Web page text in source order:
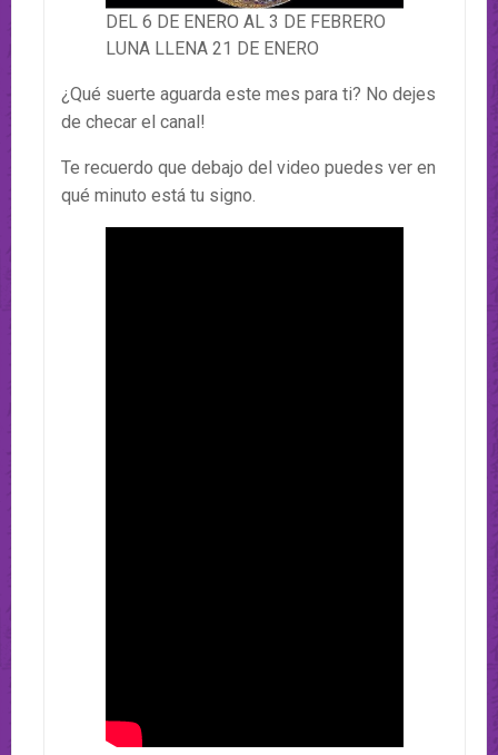
DEL 6 DE ENERO AL 3 DE FEBRERO
LUNA LLENA 21 DE ENERO
¿Qué suerte aguarda este mes para ti? No dejes
de checar el canal!
Te recuerdo que debajo del video puedes ver en
qué minuto está tu signo.